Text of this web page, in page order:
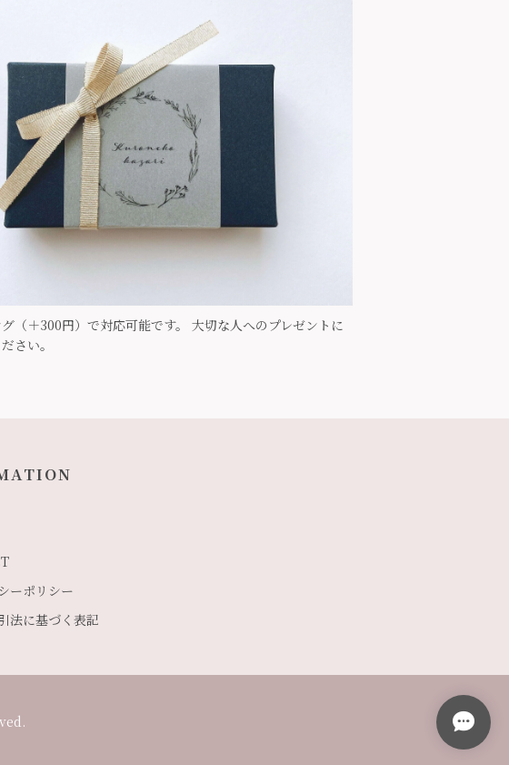
（＋300円）で対応可能です。 大切な人へのプレゼントに
さい。
ーポリシー
法に基づく表記